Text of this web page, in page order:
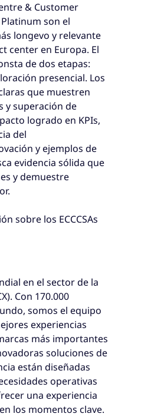
& Customer
son el
longevo y relevante
center en Europa. El
de dos etapas:
presencial. Los
que muestren
y superación de
logrado en KPIs,
del
y ejemplos de
evidencia sólida que
y demuestre
sobre los ECCCSAs
en el sector de la
Con 170.000
somos el equipo
experiencias
más importantes
soluciones de
están diseñadas
operativas
una experiencia
los momentos clave.